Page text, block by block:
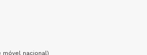
móvel nacional)